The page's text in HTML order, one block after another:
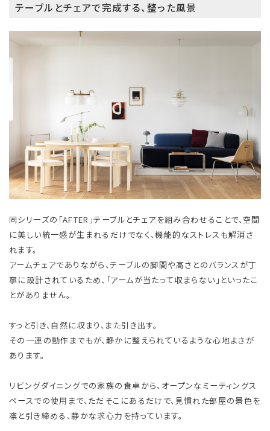
テーブルとチェアで完成する、整った風景
同シリーズの「AFTER」テーブルとチェアを組み合わせることで、空間
に美しい統一感が生まれるだけでなく、機能的なストレスも解消さ
れます。
アームチェアでありながら、テーブルの脚間や高さとのバランスが丁
寧に設計されているため、「アームが当たって収まらない」といったこ
とがありません。
すっと引き、自然に収まり、また引き出す。
その一連の動作までもが、静かに整えられているような心地よさが
あります。
リビングダイニングでの家族の食卓から、オープンなミーティングス
ペースでの使用まで、ただそこにあるだけで、見慣れた部屋の景色を
凛と引き締める、静かな求心力を持っています。